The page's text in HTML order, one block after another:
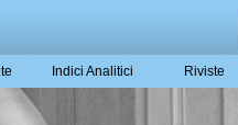
Indici Analitici Riviste